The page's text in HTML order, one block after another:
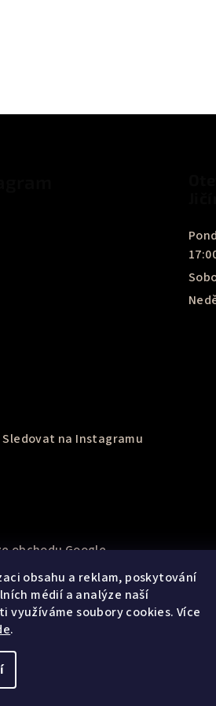
obsahu a reklam, poskytování
médií a analýze naší
využíváme soubory cookies. Více
.
Sledovat na Instagramu
obchodu Google